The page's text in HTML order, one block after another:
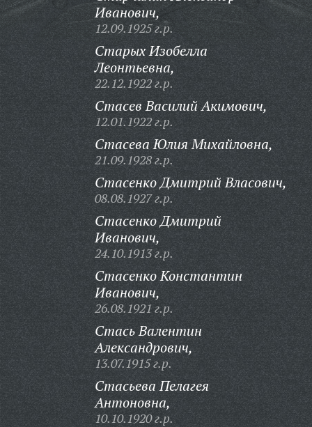
Иванович,
12.09.1925 г.р.
Старых Изобелла
Леонтьевна,
22.12.1922 г.р.
Стасев Василий Акимович,
12.01.1922 г.р.
Стасева Юлия Михайловна,
21.09.1928 г.р.
Стасенко Дмитрий Власович,
08.08.1927 г.р.
Стасенко Дмитрий
Иванович,
24.10.1913 г.р.
Стасенко Константин
Иванович,
26.08.1921 г.р.
Стась Валентин
Александрович,
13.07.1915 г.р.
Стасьева Пелагея
Антоновна,
10.10.1920 г.р.